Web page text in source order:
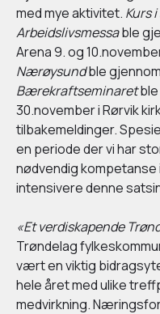
med mye aktivitet. Kurs
Arbeidslivsmessable
Arena 9. og
Nærøysundble
Bærekraftseminaretble
30.november i Rørvik
tilbakemeldinger.
en periode der vi har
nødvendig kompetanse
intensivere denne
«Et verdiskapende
Trøndelag
vært en viktig
hele året med ulike
medvirkning.